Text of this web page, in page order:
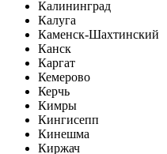
Калининград
Калуга
Каменск-Шахтинский
Канск
Каргат
Кемерово
Керчь
Кимры
Кингисепп
Кинешма
Киржач